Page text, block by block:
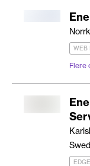
WEB
Flere
EDGE